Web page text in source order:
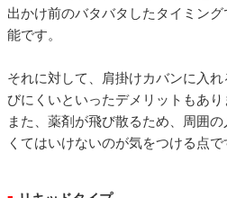
出かけ前のバタバタしたタイミン
能です。
それに対して、肩掛けカバンに入
びにくいといったデメリットもあり
また、薬剤が飛び散るため、周囲
くてはいけないのが気をつける点で